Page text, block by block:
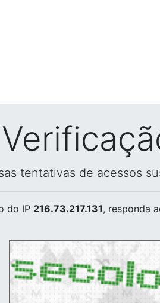
tentativas de acessos
do IP 216.73.217.131, responda